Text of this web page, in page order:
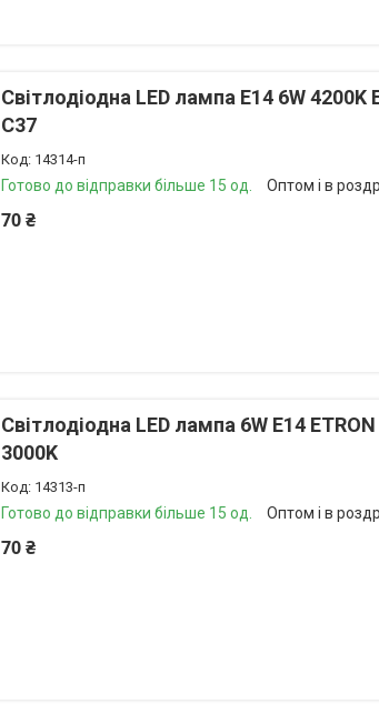
Світлодіодна LED лампа E14 6W 4200K
С37
14314-п
Готово до відправки більше 15 од. Оптом і в
70 ₴
Світлодіодна LED лампа 6W E14
3000K
14313-п
Готово до відправки більше 15 од. Оптом і в
70 ₴